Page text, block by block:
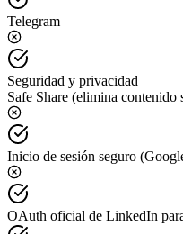
Telegram
Seguridad y privacidad
Safe Share (elimina contenido
Inicio de sesión seguro
OAuth oficial de LinkedIn